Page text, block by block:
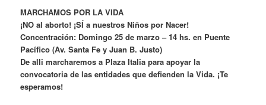
MARCHAMOS POR LA VIDA
¡NO al aborto! ¡SÍ a nuestros Niños por Nacer!
Concentración: Domingo 25 de marzo – 14 hs. en Puente
Pacífico (Av. Santa Fe y Juan B. Justo)
De alli marcharemos a Plaza Italia para apoyar la
convocatoria de las entidades que defienden la Vida. ¡Te
esperamos!